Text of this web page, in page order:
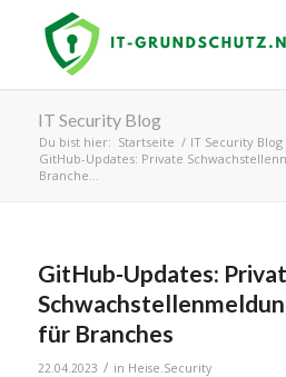
IT Security Blog
Du bist hier: Startseite / IT Security Blog
GitHub-Updates: Private
Branche...
GitHub-Updates:
für Branches
22.04.2023 / in Heise.Security